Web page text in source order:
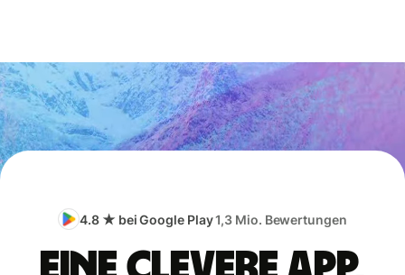
4.8 ★ bei Google Play1,3 Mio. Bewertungen